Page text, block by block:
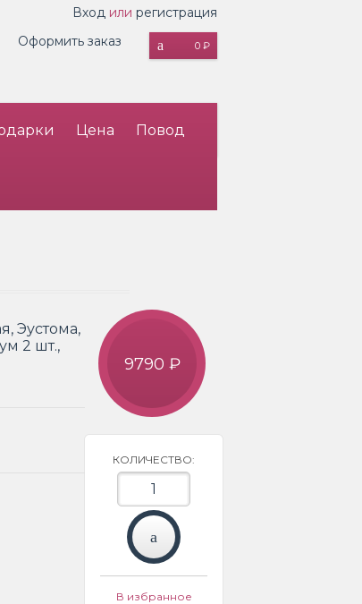
Вход или регистрация
0 ₽
Оформить заказ
Цена Повод
Эустома,
2 шт.,
9790 ₽
КОЛИЧЕСТВО:
В избранное